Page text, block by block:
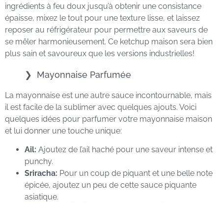
ingrédients à feu doux jusqu’à obtenir une consistance
épaisse, mixez le tout pour une texture lisse, et laissez
reposer au réfrigérateur pour permettre aux saveurs de
se mêler harmonieusement. Ce ketchup maison sera bien
plus sain et savoureux que les versions industrielles!
Mayonnaise Parfumée
La mayonnaise est une autre sauce incontournable, mais
il est facile de la sublimer avec quelques ajouts. Voici
quelques idées pour parfumer votre mayonnaise maison
et lui donner une touche unique:
Ail: Ajoutez de l’ail haché pour une saveur intense et
punchy.
Sriracha: Pour un coup de piquant et une belle note
épicée, ajoutez un peu de cette sauce piquante
asiatique.